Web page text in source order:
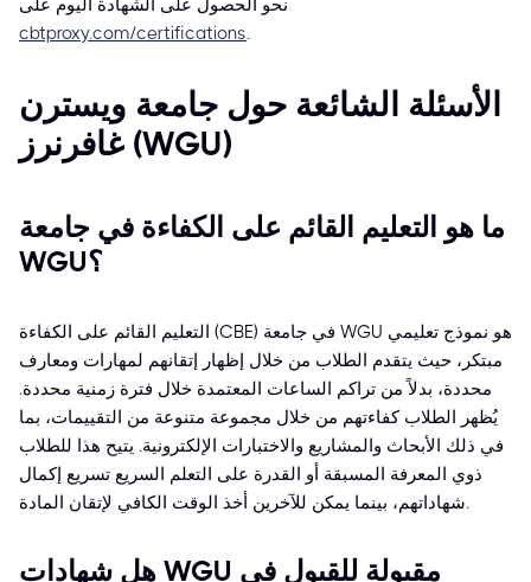
نحو الحصول على الشهادة اليوم على
cbtproxy.com/certifications.
الأسئلة الشائعة حول جامعة ويسترن
غافرنرز (WGU)
ما هو التعليم القائم على الكفاءة في جامعة
WGU؟
التعليم القائم على الكفاءة (CBE) في جامعة WGU هو نموذج تعليمي
مبتكر، حيث يتقدم الطلاب من خلال إظهار إتقانهم لمهارات ومعارف
محددة، بدلاً من تراكم الساعات المعتمدة خلال فترة زمنية محددة.
يُظهر الطلاب كفاءتهم من خلال مجموعة متنوعة من التقييمات، بما
في ذلك الأبحاث والمشاريع والاختبارات الإلكترونية. يتيح هذا للطلاب
ذوي المعرفة المسبقة أو القدرة على التعلم السريع تسريع إكمال
شهاداتهم، بينما يمكن للآخرين أخذ الوقت الكافي لإتقان المادة.
هل شهادات WGU مقبولة للقبول في